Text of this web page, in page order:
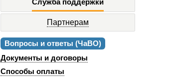
Служба поддержки
Партнерам
Вопросы и ответы (ЧаВО)
Документы и договоры
Способы оплаты